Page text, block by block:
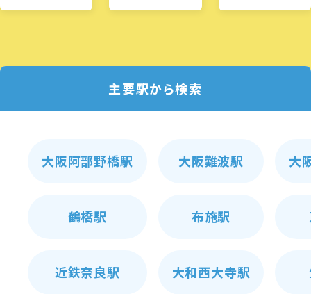
主要駅から検索
大阪阿部野橋駅 大阪難波駅 大
鶴橋駅 布施駅
近鉄奈良駅 大和西大寺駅